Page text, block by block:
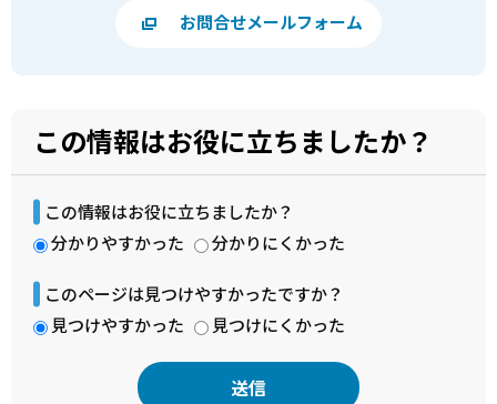
お問合せメールフォーム
この情報はお役に立ちましたか？
この情報はお役に立ちましたか？
分かりやすかった
分かりにくかった
このページは見つけやすかったですか？
見つけやすかった
見つけにくかった